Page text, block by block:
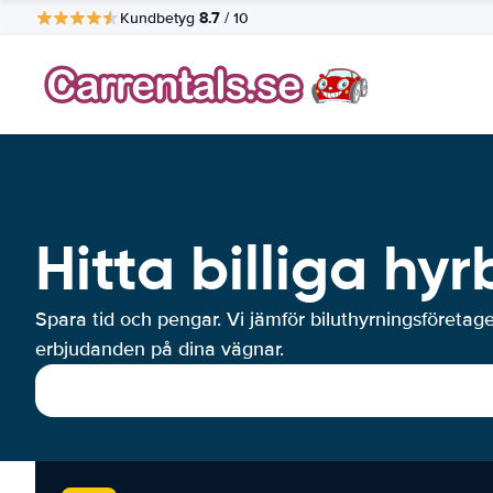
Kundbetyg 8.7 / 10
Hitta billiga
Spara tid och pengar. Vi jämför
erbjudanden på dina vägnar.